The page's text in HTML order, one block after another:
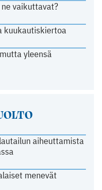
vaikuttavat?
kuukautiskiertoa
yleensä
aiheuttamista
menevät